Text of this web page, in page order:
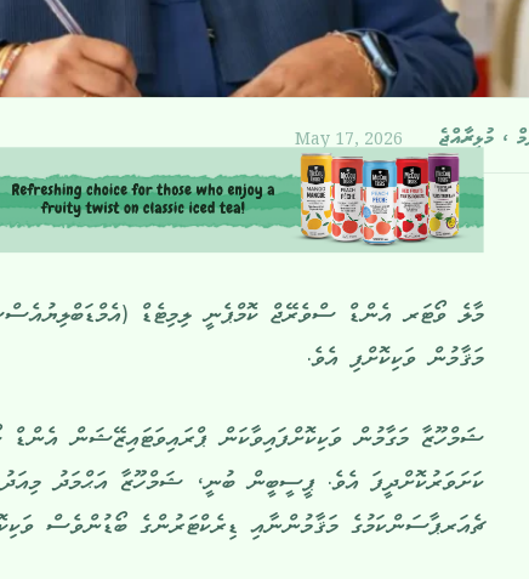
، މުޅިރާއްޖެ May 17, 2026
މާލެ ވޯޓަރ އެންޑް ސްވެރޭޖް ކޮމްޕެނީ ލިމިޓެޑް
މަޤާމުން ވަކިކޮށްފި އެވެ.
ޝަމްހޫޒާ މަގާމުން ވަކިކޮށްފައިވާކަން ޕްރައިވަޓައިޒޭޝަން
ކަށަވަރުކޮށްދީފަ އެވެ. ޕީސީބީން ބުނީ، ޝަމްހޫޒާ އަޙްމަދު
ޗެއަރޕާސަންކަމުގެ މަޤާމުންނާއި ޑިރެކްޓަރުންގެ ބޯޑުންވެސް